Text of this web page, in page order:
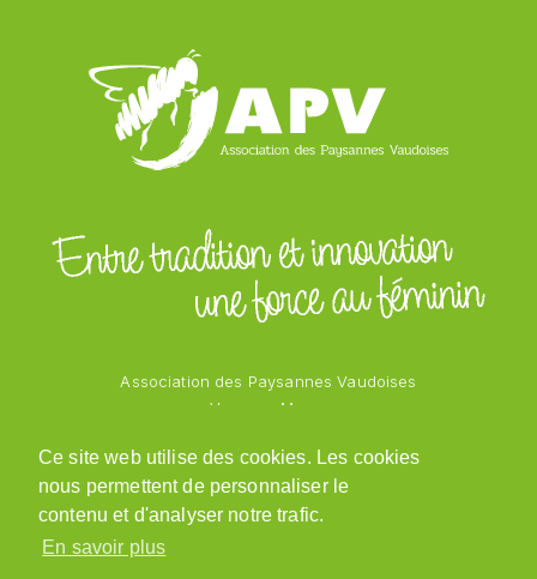
Ce site web utilise des cookies. Les cookies
nous permettent de personnaliser le
contenu et d'analyser notre trafic.
En savoir plus
Association des Paysannes Vaudoises
Vanessa Mayor
1543 Grandcour
079 218 48 69
admin@paysannesvaudoises.ch